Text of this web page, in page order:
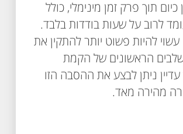
כיום תוך פרק זמן מינימלי, כולל
לרוב על שעות בודדות בלבד.
עשוי להיות פשוט יותר להתקין את
הראשונים של הקמת
ניתן לבצע את ההסבה הזו
מהירה מאד.